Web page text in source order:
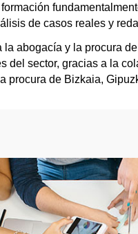
de casos reales y
la abogacía y la procura
del sector, gracias a la
procura de Bizkaia,